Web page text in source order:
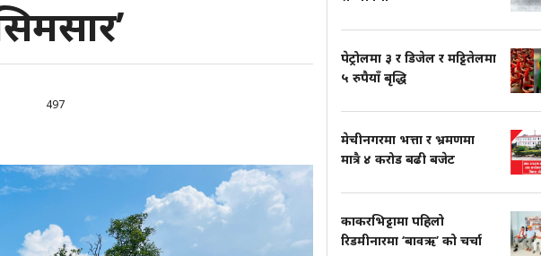
497
पेट्रोलमा ३ र डिजेल र मट्टितेलमा
५ रुपैयाँ बृद्धि
मेचीनगरमा भत्ता र भ्रमणमा
मात्रै ४ करोड बढी बजेट
काकरभिट्टामा पहिलो
रिडमीनारमा ‘बावऋ’ को चर्चा